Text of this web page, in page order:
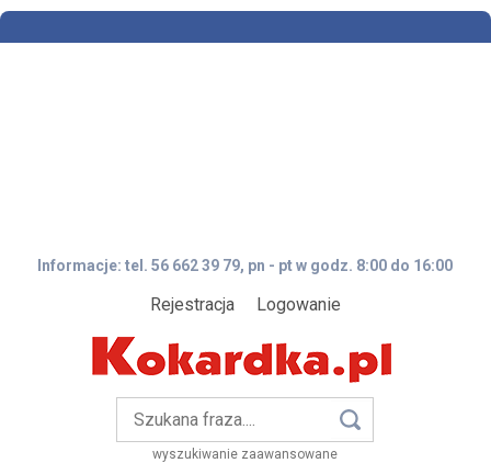
Informacje: tel. 56 662 39 79, pn - pt w godz. 8:00 do 16:00
Rejestracja Logowanie
wyszukiwanie zaawansowane